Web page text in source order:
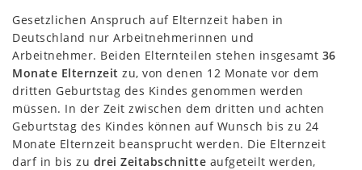
Gesetzlichen Anspruch auf Elternzeit haben in
Deutschland nur Arbeitnehmerinnen und
Arbeitnehmer. Beiden Elternteilen stehen insgesamt 36
Monate Elternzeit zu, von denen 12 Monate vor dem
dritten Geburtstag des Kindes genommen werden
müssen. In der Zeit zwischen dem dritten und achten
Geburtstag des Kindes können auf Wunsch bis zu 24
Monate Elternzeit beansprucht werden. Die Elternzeit
darf in bis zu drei Zeitabschnitte aufgeteilt werden,